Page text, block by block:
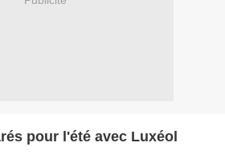
pour l'été avec Luxéol